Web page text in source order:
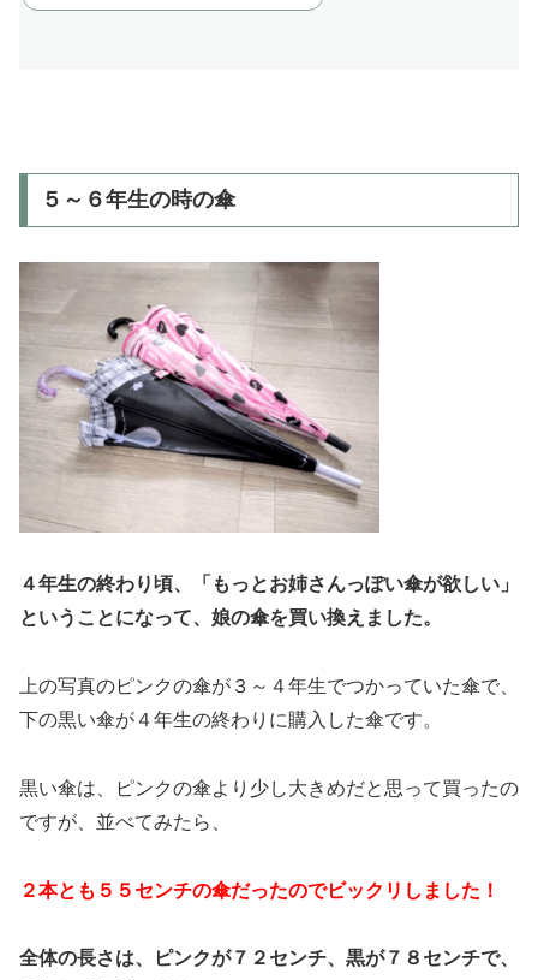
５～６年生の時の傘
４年生の終わり頃、「もっとお姉さんっぽい傘が欲しい」
ということになって、娘の傘を買い換えました。
上の写真のピンクの傘が３～４年生でつかっていた傘で、
下の黒い傘が４年生の終わりに購入した傘です。
黒い傘は、ピンクの傘より少し大きめだと思って買ったの
ですが、並べてみたら、
２本とも５５センチの傘だったのでビックリしました！
全体の長さは、ピンクが７２センチ、黒が７８センチで、